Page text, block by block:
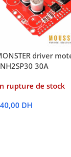
driver
30A
rupture de stock
DH